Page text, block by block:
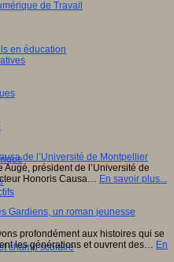
de Travail
en éducation
champ scolaire
de l’Université de Montpellier
président de l’Université de
Honoris Causa… En savoir plus...
Gardiens, un roman jeunesse
profondément aux histoires qui se
les générations et ouvrent des… En